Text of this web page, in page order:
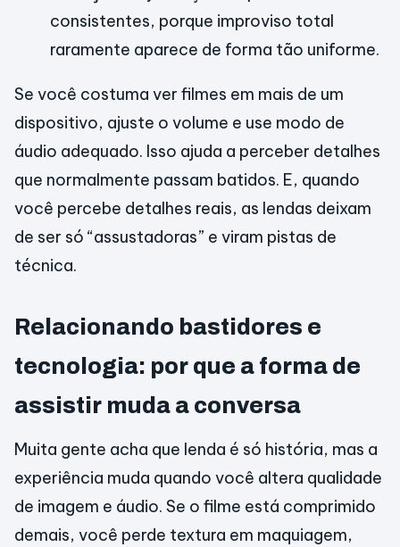
consistentes, porque improviso total
raramente aparece de forma tão uniforme.
Se você costuma ver filmes em mais de um
dispositivo, ajuste o volume e use modo de
áudio adequado. Isso ajuda a perceber detalhes
que normalmente passam batidos. E, quando
você percebe detalhes reais, as lendas deixam
de ser só “assustadoras” e viram pistas de
técnica.
Relacionando bastidores e
tecnologia: por que a forma de
assistir muda a conversa
Muita gente acha que lenda é só história, mas a
experiência muda quando você altera qualidade
de imagem e áudio. Se o filme está comprimido
demais, você perde textura em maquiagem,